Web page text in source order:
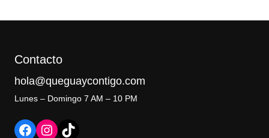
Contacto
hola@queguaycontigo.com
Lunes – Domingo 7 AM – 10 PM
Facebook Instagram TikTok